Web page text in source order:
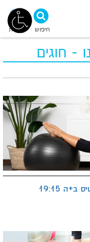
נגישות חיפוש
- חוגים
19:15